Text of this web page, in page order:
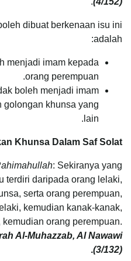
dibuat berkenaan isu ini
adalah:
menjadi imam kepada
orang perempuan.
boleh menjadi imam
golongan khunsa yang
lain.
Khunsa Dalam Saf Solat
: Sekiranya yang
terdiri daripada orang lelaki,
serta orang perempuan,
kemudian kanak-kanak,
orang perempuan.
Al-Muhazzab, Al Nawawi
(3/132)
.